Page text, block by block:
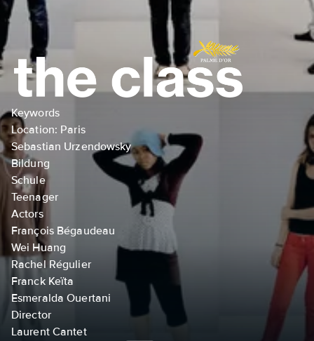
Keywords
Location: Paris
Sebastian Urzendowsky
Bildung
Schule
Teenager
Actors
François Bégaudeau
Wei Huang
Rachel Régulier
Franck Keïta
Esmeralda Ouertani
Director
Laurent Cantet